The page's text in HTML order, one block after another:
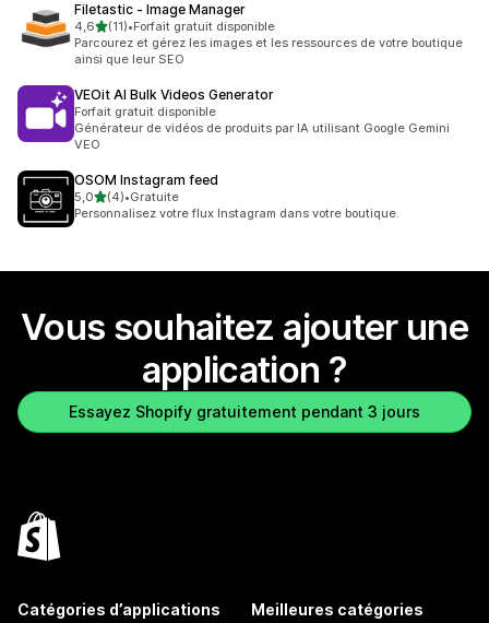
Filetastic ‑ Image Manager
4,6étoile(s) sur 5
(11)
11 avis au total
•Forfait gratuit disponible
Parcourez et gérez les images et les ressources de votre boutique
ainsi que leur SEO
VEOit AI Bulk Videos Generator
Forfait gratuit disponible
Générateur de vidéos de produits par IA utilisant Google Gemini
VEO
OSOM Instagram feed
5,0étoile(s) sur 5
(4)
4 avis au total
•Gratuite
Personnalisez votre flux Instagram dans votre boutique.
Vous souhaitez ajouter une
application ?
Essayez Shopify gratuitement pendant 3 jours
Catégories d’applications Meilleures catégories